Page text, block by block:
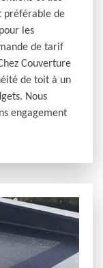
préférable de
les
de tarif
Couverture
de toit à un
Nous
engagement